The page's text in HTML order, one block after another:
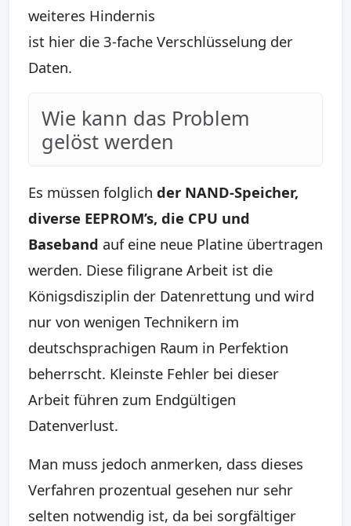
weiteres Hindernis
ist hier die 3-fache Verschlüsselung der
Daten.
Wie kann das Problem
gelöst werden
Es müssen folglich der NAND-Speicher,
diverse EEPROM’s, die CPU und
Baseband auf eine neue Platine übertragen
werden. Diese filigrane Arbeit ist die
Königsdisziplin der Datenrettung und wird
nur von wenigen Technikern im
deutschsprachigen Raum in Perfektion
beherrscht. Kleinste Fehler bei dieser
Arbeit führen zum Endgültigen
Datenverlust.
Man muss jedoch anmerken, dass dieses
Verfahren prozentual gesehen nur sehr
selten notwendig ist, da bei sorgfältiger